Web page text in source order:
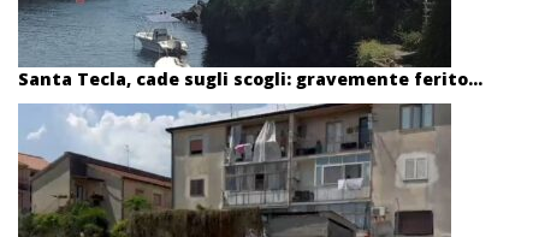
Santa Tecla, cade sugli scogli: gravemente ferito...